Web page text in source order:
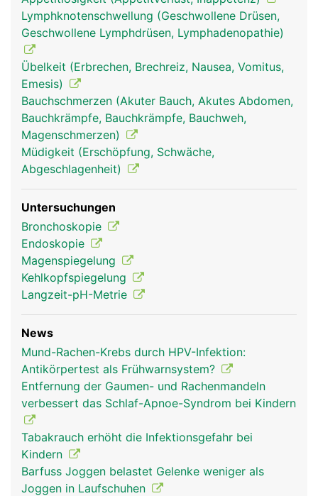
Mittelohr herstellt und für den Druckausgleich
beim Schlucken sorgt.
Rachen Mann
Lymphknotenschwellung (Geschwollene Drüsen,
Geschwollene Lymphdrüsen, Lymphadenopathie)
Übelkeit (Erbrechen, Brechreiz, Nausea, Vomitus,
Emesis)
Bauchschmerzen (Akuter Bauch, Akutes Abdomen,
Bauchkrämpfe, Bauchkrämpfe, Bauchweh,
Magenschmerzen)
Müdigkeit (Erschöpfung, Schwäche,
Abgeschlagenheit)
Untersuchungen
Bronchoskopie
Endoskopie
Magenspiegelung
Kehlkopfspiegelung
Langzeit-pH-Metrie
News
Mund-Rachen-Krebs durch HPV-Infektion:
Antikörpertest als Frühwarnsystem?
Entfernung der Gaumen- und Rachenmandeln
verbessert das Schlaf-Apnoe-Syndrom bei Kindern
Tabakrauch erhöht die Infektionsgefahr bei
Kindern
Barfuss Joggen belastet Gelenke weniger als
Joggen in Laufschuhen